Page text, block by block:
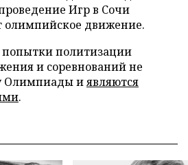
Игр в Сочи
олимпийское движение.
попытки политизации
и соревнований не
Олимпиады иявляются
.